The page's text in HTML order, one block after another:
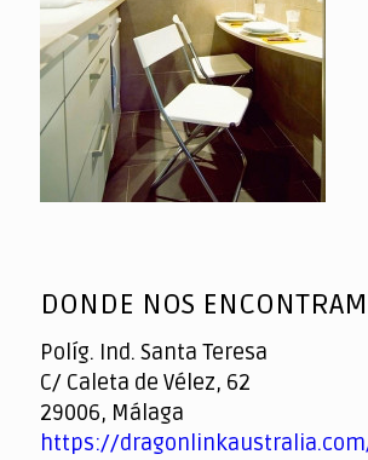
DONDE NOS
Políg. Ind. Santa Teresa
C/ Caleta de Vélez, 62
29006, Málaga
https://